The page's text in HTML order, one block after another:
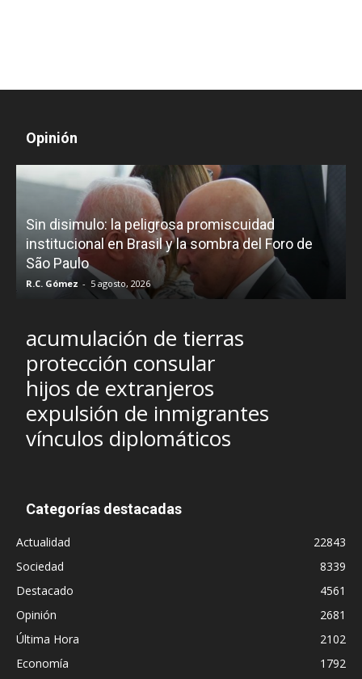
Opinión
Sin disimulo: la peligrosa promiscuidad
institucional en Brasil y la sombra del Foro de
São Paulo
R.C. Gómez - 5 agosto, 2026
acumulación de tierras
protección consular
hijos de extranjeros
expulsión de inmigrantes
vínculos diplomáticos
Categorías destacadas
Actualidad
22843
Sociedad
8339
Destacado
4561
Opinión
2681
Última Hora
2102
Economía
1792